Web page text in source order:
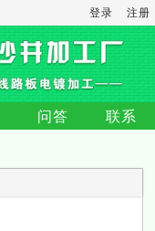
登录 注册
问答 联系